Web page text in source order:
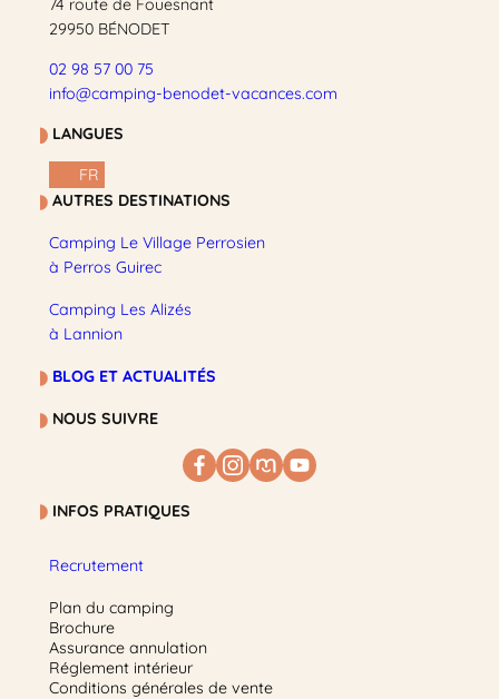
29950 BÉNODET
02 98 57 00 75
info@camping-benodet-vacances.com
LANGUES
FR
AUTRES DESTINATIONS
Camping Le Village Perrosien
à Perros Guirec
Camping Les Alizés
à Lannion
BLOG ET ACTUALITÉS
NOUS SUIVRE
INFOS PRATIQUES
Recrutement
Plan du camping
Brochure
Assurance annulation
Réglement intérieur
Conditions générales de vente